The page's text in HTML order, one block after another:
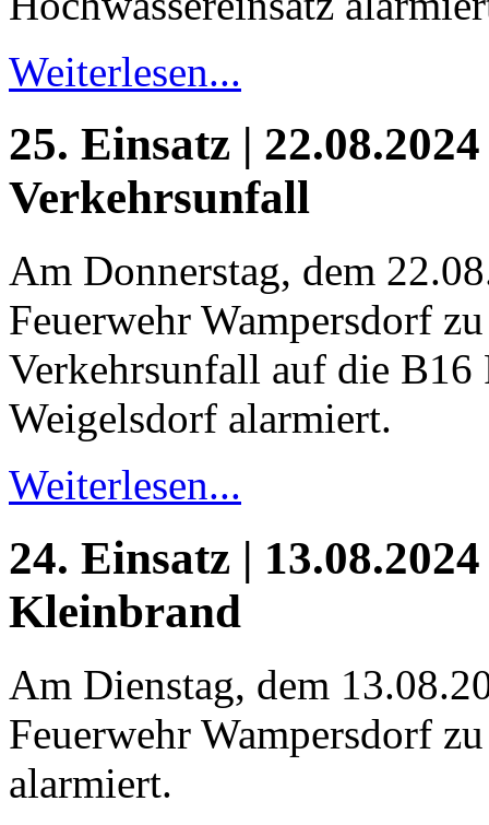
Weiterlesen...
25. Einsatz |
Verkehrsunfall
Am Donnerstag, dem
Feuerwehr Wampersdorf
Verkehrsunfall auf die B16
Weigelsdorf alarmiert.
Weiterlesen...
24. Einsatz |
Kleinbrand
Am Dienstag, dem
Feuerwehr Wampersdorf
alarmiert.